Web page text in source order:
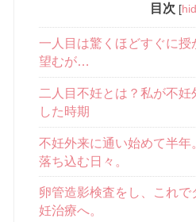
目次 [
一人目は驚くほどすぐに授
望むが…
二人目不妊とは？私が不
した時期
不妊外来に通い始めて半年
落ち込む日々。
卵管造影検査をし、これで
妊治療へ。